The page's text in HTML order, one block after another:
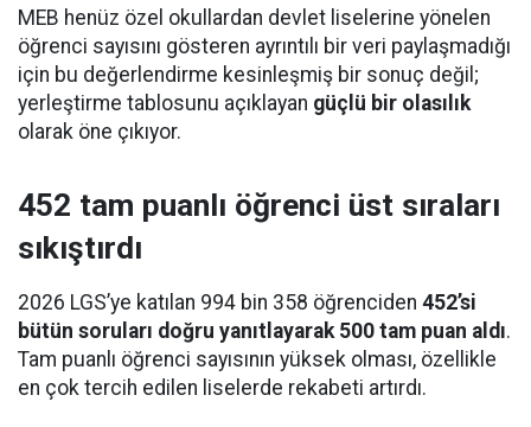
MEB henüz özel okullardan devlet liselerine yönelen
öğrenci sayısını gösteren ayrıntılı bir veri paylaşmadığı
için bu değerlendirme kesinleşmiş bir sonuç değil;
yerleştirme tablosunu açıklayan güçlü bir olasılık
olarak öne çıkıyor.
452 tam puanlı öğrenci üst sıraları
sıkıştırdı
2026 LGS’ye katılan 994 bin 358 öğrenciden 452’si
bütün soruları doğru yanıtlayarak 500 tam puan aldı.
Tam puanlı öğrenci sayısının yüksek olması, özellikle
en çok tercih edilen liselerde rekabeti artırdı.